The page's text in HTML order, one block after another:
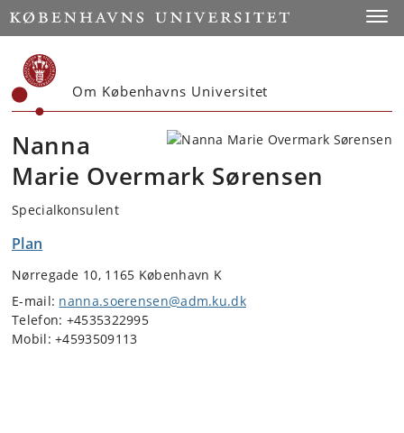
Start
Om Københavns Universitet
Nanna
Marie Overmark Sørensen
Specialkonsulent
Plan
Nørregade 10, 1165 København K
E-mail: nanna.soerensen@adm.ku.dk
Telefon: +4535322995
Mobil: +4593509113